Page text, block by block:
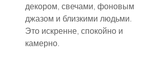
декором, свечами, фоновым
джазом и близкими людьми.
Это искренне, спокойно и
камерно.